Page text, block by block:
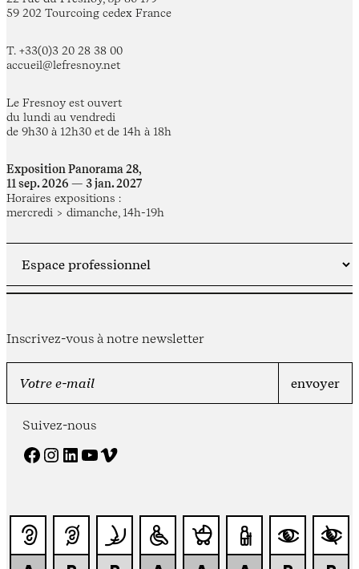
59 202 Tourcoing cedex France
T. +33(0)3 20 28 38 00
accueil@lefresnoy.net
Le Fresnoy est ouvert
du lundi au vendredi
de 9h30 à 12h30 et de 14h à 18h
Exposition Panorama 28,
11 sep. 2026 — 3 jan. 2027
Horaires expositions :
mercredi > dimanche, 14h-19h
Inscrivez-vous à notre newsletter
Suivez-nous
Facebook Instagram LinkedIn YouTube Vimeo